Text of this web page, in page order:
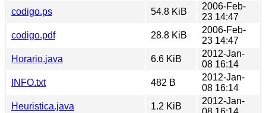
codigo.ps
54.8 KiB
2006-Feb-
23 14:47
codigo.pdf
28.8 KiB
2006-Feb-
23 14:47
Horario.java
6.6 KiB
2012-Jan-
08 16:14
INFO.txt
482 B
2012-Jan-
08 16:14
Heuristica.java
1.2 KiB
2012-Jan-